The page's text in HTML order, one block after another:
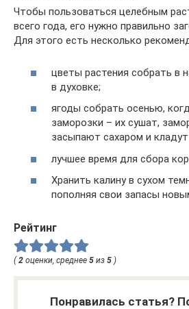
Чтобы пользоваться целебным
всего года, его нужно правильно
Для этого есть несколько
цветы растения собрать в
в духовке;
ягоды собрать осенью,
заморозки – их сушат,
засыпают сахаром и кладут
лучшее время для сбора
Хранить калину в сухом
пополняя свои запасы
Рейтинг
(2 оценки, среднее 5 из 5 )
Понравилась статья?